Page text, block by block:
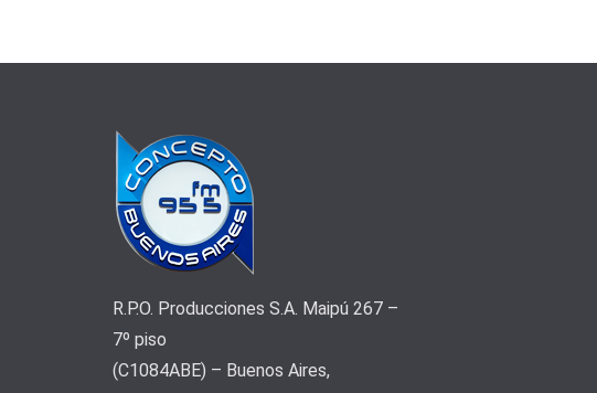
R.P.O. Producciones S.A. Maipú 267 –
7º piso
(C1084ABE) – Buenos Aires,